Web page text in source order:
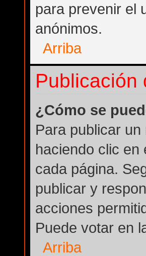
para prevenir el
anónimos.
Arriba
Publicación
¿Cómo se
Para publicar
haciendo clic en
cada página.
publicar y
acciones
Puede votar en
Arriba